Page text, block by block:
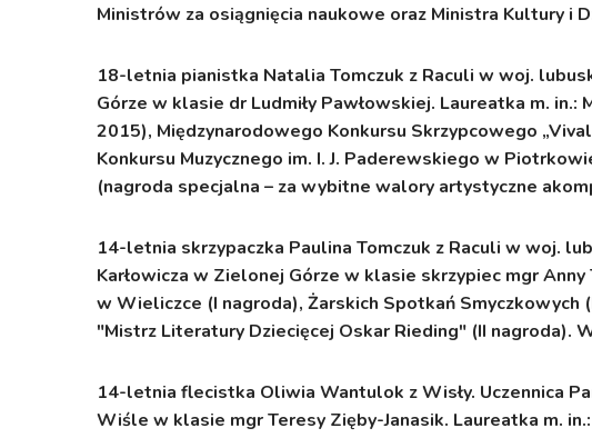
Ministrów za osiągnięcia naukowe oraz Ministra Kultury i
18-letnia pianistka Natalia Tomczuk z Raculi w woj.
Górze w klasie dr Ludmiły Pawłowskiej. Laureatka m.
2015), Międzynarodowego Konkursu Skrzypcowego
Konkursu Muzycznego im. I. J. Paderewskiego w
(nagroda specjalna – za wybitne walory artystyczne
14-letnia skrzypaczka Paulina Tomczuk z Raculi w woj.
Karłowicza w Zielonej Górze w klasie skrzypiec mgr
w Wieliczce (I nagroda), Żarskich Spotkań Smyczkowych
"Mistrz Literatury Dziecięcej Oskar Rieding" (II nagroda).
14-letnia flecistka Oliwia Wantulok z Wisły. Uczennica
Wiśle w klasie mgr Teresy Zięby-Janasik. Laureatka m.